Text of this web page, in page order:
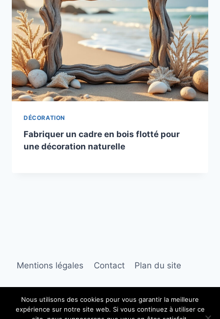
DÉCORATION
Fabriquer un cadre en bois flotté pour
une décoration naturelle
Mentions légales Contact Plan du site
Nous utilisons des cookies pour vous garantir la meilleure
expérience sur notre site web. Si vous continuez à utiliser ce